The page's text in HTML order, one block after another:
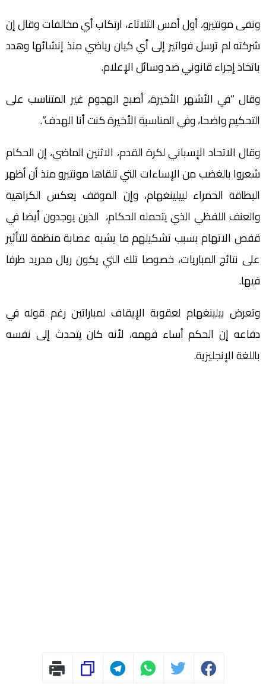
ونفى مونتيرو، أول أمس الثلاثاء، ارتكاب أي مخالفات وقال إن
شركته لم ترسل فواتير إلى أي كيان رياضي منذ إنشائها وهدد
باتخاذ إجراء قانوني ضد وسائل الإعلام.
وقال “في الأشهر الأخيرة، أصبح الهجوم غير المتناسب على
التحكيم واضحا، وفي المناسبة الأخيرة كنت أنا الهدف”.
وقال الاتحاد الإسباني لكرة القدم، الاثنين الماضي، إن الحكام
شعروا بالغضب من الإساءات التي تلقاها مونتيرو منذ أن أظهر
البطاقة الحمراء لبيلينغهام، وإن الموقف يعكس الكراهية
والعنف اللفظي الذي يتحمله الحكام، الذين يوجدون أيضا في
قفص الاتهام بسبب تشكيلهم ما يشبه عصابة منظمة للتأثير
على نتائج المباريات، خصوصا تلك التي يكون ريال مدريد طرفا
فيها.
وتعرض بيلينغهام لعقوبة الإيقاف لمباراتين رغم قوله في
دفاعه إن الحكم أساء فهمه، لأنه كان يتحدث إلى نفسه
باللغة الإنجليزية.